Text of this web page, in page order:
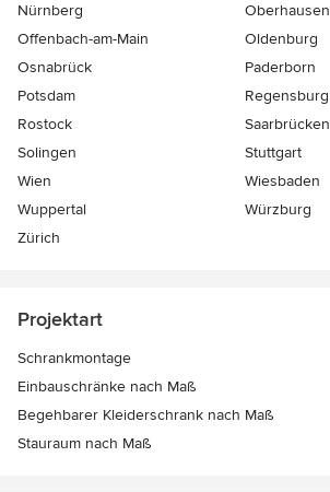
Nürnberg
Oberhausen
Offenbach-am-Main
Oldenburg
Osnabrück
Paderborn
Potsdam
Regensburg
Rostock
Saarbrücken
Solingen
Stuttgart
Wien
Wiesbaden
Wuppertal
Würzburg
Zürich
Projektart
Schrankmontage
Einbauschränke nach Maß
Begehbarer Kleiderschrank nach Maß
Stauraum nach Maß